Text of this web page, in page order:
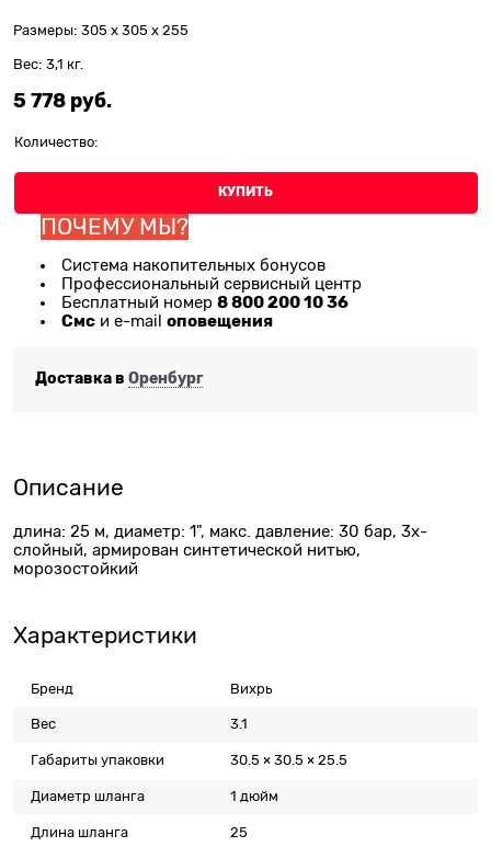
Размеры: 305 x 305 x 255
Вес: 3,1 кг.
5 778 руб.
Количество:
КУПИТЬ
ПОЧЕМУ МЫ?
Система накопительных бонусов
Профессиональный сервисный центр
Бесплатный номер 8 800 200 10 36
Смс и e-mail оповещения
Доставка в Оренбург
Описание
длина: 25 м, диаметр: 1", макс. давление: 30 бар, 3х-
слойный, армирован синтетической нитью,
морозостойкий
Характеристики
Бренд Вихрь
Вес 3.1
Габариты упаковки 30.5 × 30.5 × 25.5
Диаметр шланга 1 дюйм
Длина шланга 25